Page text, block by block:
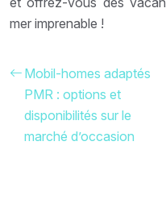
mer imprenable !
Mobil-homes adaptés
PMR : options et
disponibilités sur le
marché d’occasion